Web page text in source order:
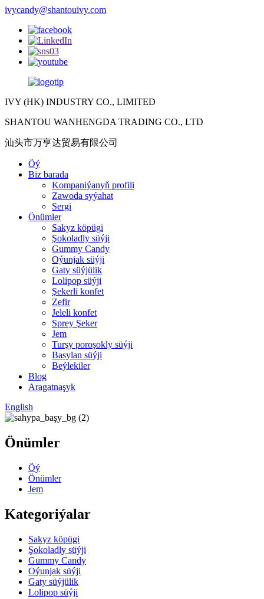
ivycandy@shantouivy.com
IVY (HK) INDUSTRY CO., LIMITED
SHANTOU WANHENGDA TRADING CO., LTD
汕头市万亨达贸易有限公司
Öý
Biz barada
Kompaniýanyň profili
Zawoda syýahat
Sergi
Önümler
Sakyz köpügi
Şokoladly süýji
Gummy Candy
Oýunjak süýji
Gaty süýjülik
Lolipop süýji
Şekerli konfet
Zefir
Jeleli konfet
Sprey Şeker
Jem
Turşy poroşokly süýji
Basylan süýji
Beýlekiler
Blog
Aragatnaşyk
English
Önümler
Öý
Önümler
Jem
Kategoriýalar
Sakyz köpügi
Şokoladly süýji
Gummy Candy
Oýunjak süýji
Gaty süýjülik
Lolipop süýji